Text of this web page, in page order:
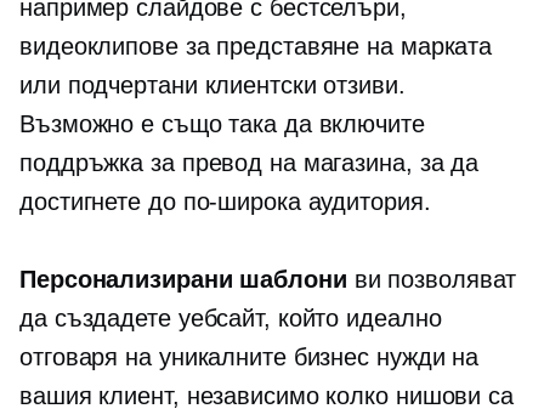
например слайдове с бестселъри,
видеоклипове за представяне на марката
или подчертани клиентски отзиви.
Възможно е също така да включите
поддръжка за превод на магазина, за да
достигнете до по-широка аудитория.
Персонализирани шаблони ви позволяват
да създадете уебсайт, който идеално
отговаря на уникалните бизнес нужди на
вашия клиент, независимо колко нишови са